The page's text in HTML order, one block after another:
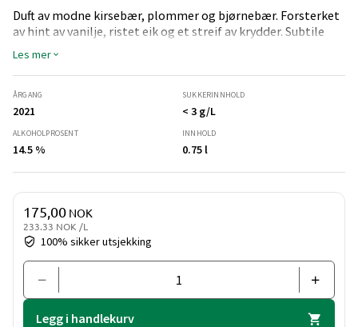
Duft av modne kirsebær, plommer og bjørnebær. Forsterket
av hint av vanilje, ristet eik og et streif av krydder. Subtile
toner av kakao og skinn legger til dybde.
Les mer
ÅRGANG
2021
SUKKERINNHOLD
< 3 g/L
ALKOHOLPROSENT
14.5 %
INNHOLD
0.75 l
Pris og mengde
100% sikker utsjekking
175,00 NOK
233.33 NOK /L
Legg i handlekurv